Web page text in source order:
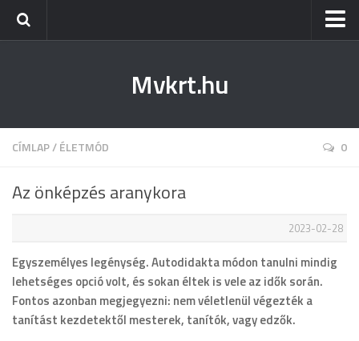
Tiszaújváros
Kazincbarcika
Életmód
Mvkrt.hu
CÍMLAP/ÉLETMÓD 0
Az önképzés aranykora
2023-02-28
Egyszemélyes legénység. Autodidakta módon tanulni mindig
lehetséges opció volt, és sokan éltek is vele az idők során.
Fontos azonban megjegyezni: nem véletlenül végezték a
tanítást kezdetektől mesterek, tanítók, vagy edzők.